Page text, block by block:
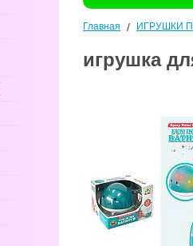
Главная / ИГРУШКИ
игрушка